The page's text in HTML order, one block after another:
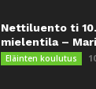
Nettiluento ti
mielentila –
Eläinten koulutus